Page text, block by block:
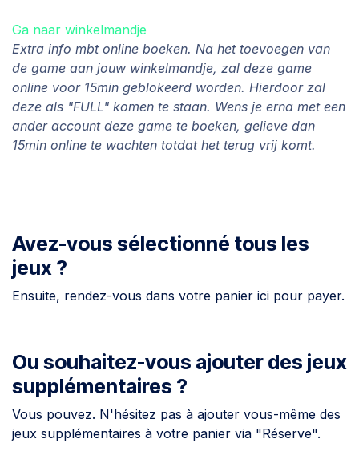
Ga naar winkelmandje
Extra info mbt online boeken. Na het toevoegen van
de game aan jouw winkelmandje, zal deze game
online voor 15min geblokeerd worden. Hierdoor zal
deze als "FULL" komen te staan. Wens je erna met een
ander account deze game te boeken, gelieve dan
15min online te wachten totdat het terug vrij komt.
Avez-vous sélectionné tous les
jeux ?
Ensuite, rendez-vous dans votre panier ici pour payer.
Ou souhaitez-vous ajouter des jeux
supplémentaires ?
Vous pouvez. N'hésitez pas à ajouter vous-même des
jeux supplémentaires à votre panier via "Réserve".